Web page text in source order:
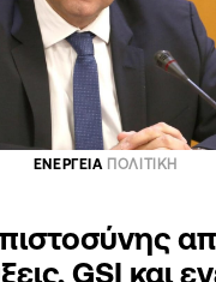
ΕΝΕΡΓΕΙΑ ΠΟΛΙΤΙΚΗ
GSI και